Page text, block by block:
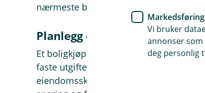
nærmeste by. Dette gir fleksibilitet og
Planlegg økonomien nøye
Et boligkjøp koster mer enn
faste utgifter som mat, transport,
eiendomsskatt er betalt. Vil du
Markedsføring
Vi bruker
annonser
deg personlig